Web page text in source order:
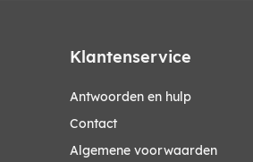
Klantenservice
Antwoorden en hulp
Contact
Algemene voorwaarden